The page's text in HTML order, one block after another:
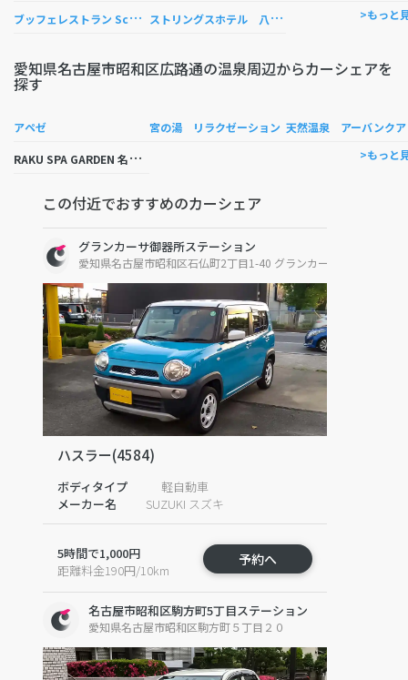
ブ
ッフェレストラン Scara Terrace （スカラテラス） ス
トリングスホテル 八事 ＮＡＧＯＹＡ >もっと
愛知県名古屋市昭和区広路通の温泉周辺からカーシェアを
探す
アペゼ 宮の湯 リラクゼーション 天然温泉 アーバンクア
R
AKU SPA GARDEN 名古屋（らくスパガーデン名古屋） >もっと
この付近でおすすめのカーシェア
グランカーサ御器所ステーション
愛知県名古屋市昭和区石仏町2丁目1-40 グランカーサ御器所内駐
ハスラー(4584)
ボディタイプ
メーカー名
軽自動車
SUZUKI スズキ
5時間で1,000円
距離料金190円/10km
予約へ
名古屋市昭和区駒方町5丁目ステーション
愛知県名古屋市昭和区駒方町５丁目２０